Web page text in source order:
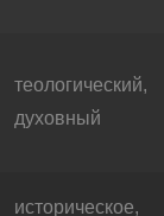
теологический,
духовный
историческое,